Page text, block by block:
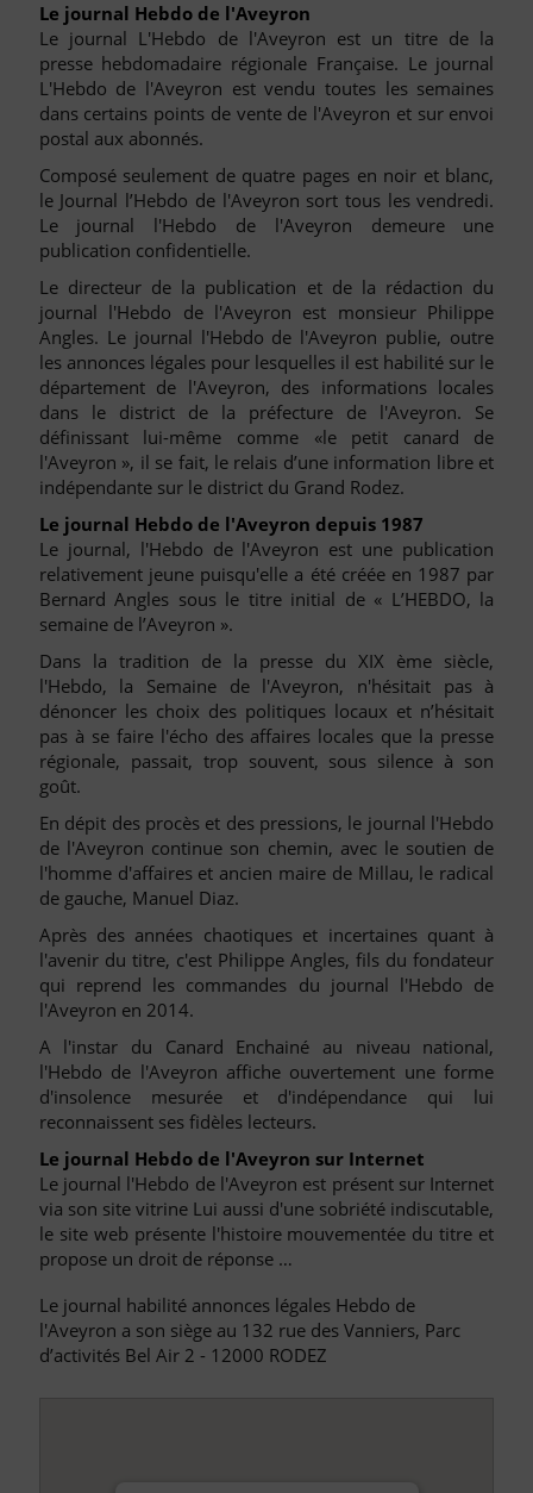
Le journal Hebdo de l'Aveyron
Le journal L'Hebdo de l'Aveyron est un titre de la
presse hebdomadaire régionale Française. Le journal
L'Hebdo de l'Aveyron est vendu toutes les semaines
dans certains points de vente de l'Aveyron et sur envoi
postal aux abonnés.
Composé seulement de quatre pages en noir et blanc,
le Journal l’Hebdo de l'Aveyron sort tous les vendredi.
Le journal l'Hebdo de l'Aveyron demeure une
publication confidentielle.
Le directeur de la publication et de la rédaction du
journal l'Hebdo de l'Aveyron est monsieur Philippe
Angles. Le journal l'Hebdo de l'Aveyron publie, outre
les annonces légales pour lesquelles il est habilité sur le
département de l'Aveyron, des informations locales
dans le district de la préfecture de l'Aveyron. Se
définissant lui-même comme «le petit canard de
l'Aveyron », il se fait, le relais d’une information libre et
indépendante sur le district du Grand Rodez.
Le journal Hebdo de l'Aveyron depuis 1987
Le journal, l'Hebdo de l'Aveyron est une publication
relativement jeune puisqu'elle a été créée en 1987 par
Bernard Angles sous le titre initial de « L’HEBDO, la
semaine de l’Aveyron ».
Dans la tradition de la presse du XIX ème siècle,
l'Hebdo, la Semaine de l'Aveyron, n'hésitait pas à
dénoncer les choix des politiques locaux et n’hésitait
pas à se faire l'écho des affaires locales que la presse
régionale, passait, trop souvent, sous silence à son
goût.
En dépit des procès et des pressions, le journal l'Hebdo
de l'Aveyron continue son chemin, avec le soutien de
l'homme d'affaires et ancien maire de Millau, le radical
de gauche, Manuel Diaz.
Après des années chaotiques et incertaines quant à
l'avenir du titre, c'est Philippe Angles, fils du fondateur
qui reprend les commandes du journal l'Hebdo de
l'Aveyron en 2014.
A l'instar du Canard Enchainé au niveau national,
l'Hebdo de l'Aveyron affiche ouvertement une forme
d'insolence mesurée et d'indépendance qui lui
reconnaissent ses fidèles lecteurs.
Le journal Hebdo de l'Aveyron sur Internet
Le journal l'Hebdo de l'Aveyron est présent sur Internet
via son site vitrine Lui aussi d'une sobriété indiscutable,
le site web présente l'histoire mouvementée du titre et
propose un droit de réponse …
Le journal habilité annonces légales Hebdo de
l'Aveyron a son siège au 132 rue des Vanniers, Parc
d’activités Bel Air 2 - 12000 RODEZ